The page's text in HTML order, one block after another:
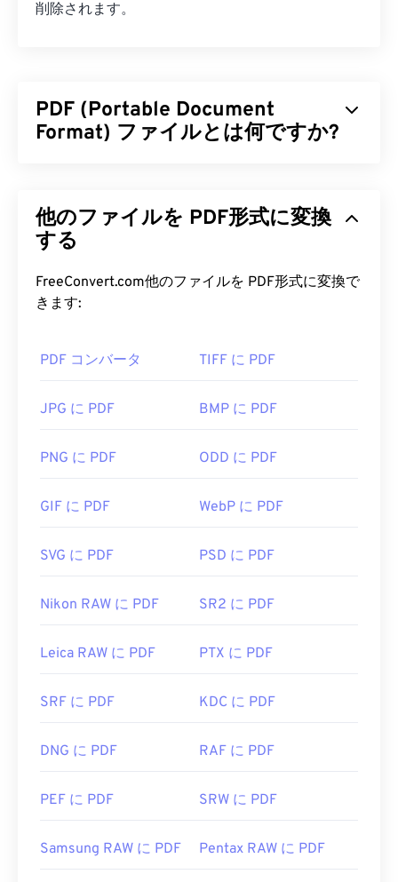
削除されます。
PDF (Portable Document
Format) ファイルとは何ですか?
的なファイル形式であり、今日最も広く使用されて
いるファイル形式の一つです。PDFが広く普及して
す。PDFファイルは、どのデバイスやオペレーティ
ングシステムでも常に同じ外観を保ちます。
ばいいですか?
PDFファイルを開く必要がある場合、ほとんどの人
AdobeはPDF標準を開発し、そのプログラムは間違
いなく最も
人気のある無料PDFリーダー
ない、あるいは使いたくない機能がたくさん含まれ
す。
はPDFファイル自体を開くことができます。アドオ
ン上のPDFリンクをクリックした際に自動的にPDF
もう少し高度な機能が欲しい場合は、
MuPDFを
強くお勧めします。どちらも無料で
初回リリース:
1993年6月15日
https://en.wikipedia.org/wiki/
他のファイルを PDF形式に変換
する
FreeConvert.com他のファイルを PDF形式に変換で
きます:
PDF コンバータ TIFF に PDF
JPG に PDF BMP に PDF
PNG に PDF ODD に PDF
GIF に PDF WebP に PDF
SVG に PDF PSD に PDF
Nikon RAW に PDF SR2 に PDF
Leica RAW に PDF PTX に PDF
SRF に PDF KDC に PDF
DNG に PDF RAF に PDF
PEF に PDF SRW に PDF
Samsung RAW に PDF Pentax RAW に PDF